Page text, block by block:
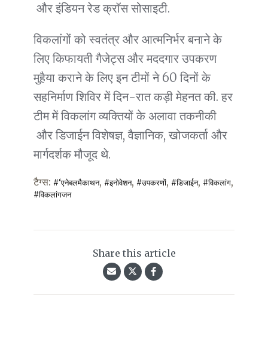
और इंडियन रेड क्रॉस सोसाइटी.
विकलांगों को स्वतंत्र और आत्मनिर्भर बनाने के
लिए किफायती गैजेट्स और मददगार उपकरण
मुहैया कराने के लिए इन टीमों ने 60 दिनों के
सहनिर्माण शिविर में दिन-रात कड़ी मेहनत की. हर
टीम में विकलांग व्यक्तियों के अलावा तकनीकी
और डिजाईन विशेषज्ञ, वैज्ञानिक, खोजकर्ता और
मार्गदर्शक मौजूद थे.
टैग्स: #‘एनेबलमैकाथन, #इनोवेशन, #उपकरणों, #डिजाईन, #विकलांग,
#विकलांगजन
Share this article